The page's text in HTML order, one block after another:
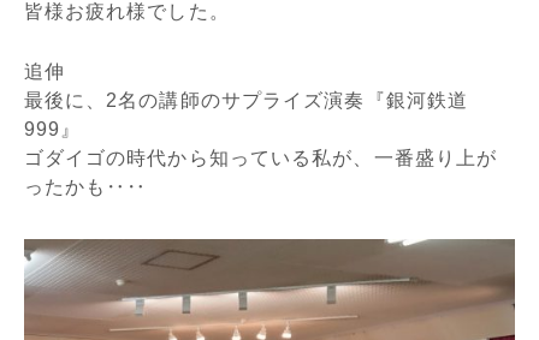
皆様お疲れ様でした。
追伸
最後に、2名の講師のサプライズ演奏『銀河鉄道
999』
ゴダイゴの時代から知っている私が、一番盛り上が
ったかも‥‥